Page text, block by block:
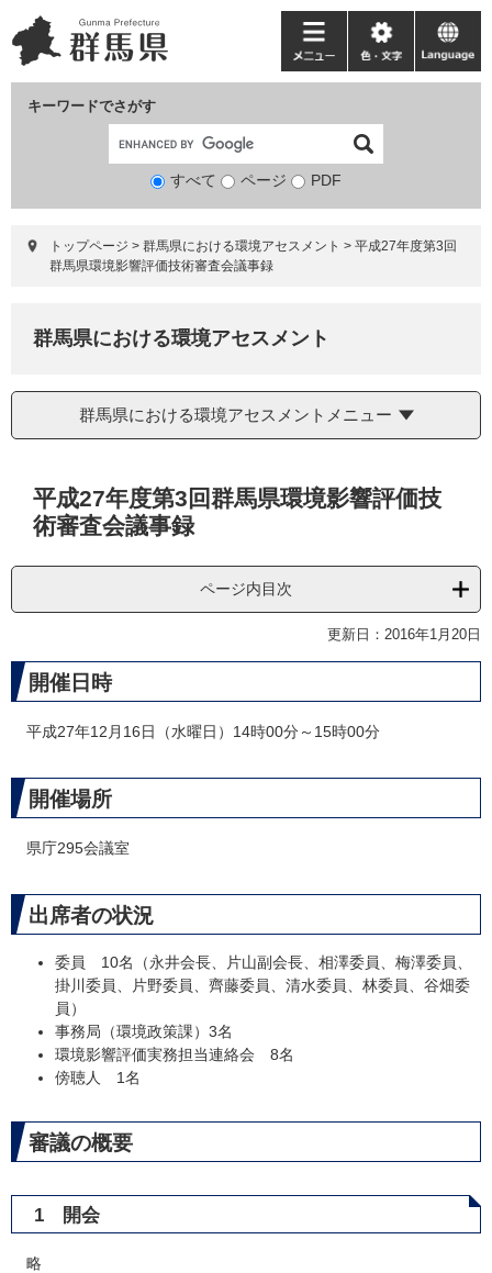
ー
ジ
ニ
ュ
て
キーワードでさがす
検
象
すべて ページ PDF
メ
ニ
ー
色・
文
language
トップページ > 群馬県における環境アセスメント > 平成27年度第3回
群馬県環境影響評価技術審査会議事録
群馬県における環境アセスメント
群馬県における環境アセスメントメニュー
平成27年度第3回群馬県環境影響評価技
術審査会議事録
ページ内目次
更新日：2016年1月20日
開催日時
平成27年12月16日（水曜日）14時00分～15時00分
開催場所
県庁295会議室
出席者の状況
委員 10名（永井会長、片山副会長、相澤委員、梅澤委員、
掛川委員、片野委員、齊藤委員、清水委員、林委員、谷畑委
員）
事務局（環境政策課）3名
環境影響評価実務担当連絡会 8名
傍聴人 1名
審議の概要
1 開会
略